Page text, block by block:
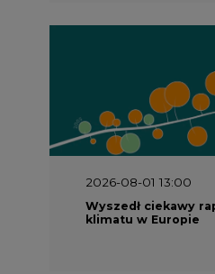
2026-08-01 13:00
Wyszedł ciekawy
klimatu w Europie